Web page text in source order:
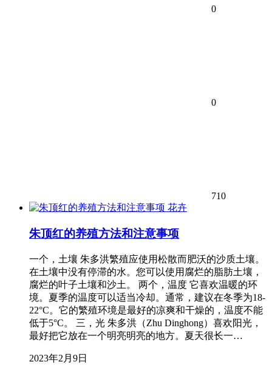
0
0
710
花卉
朱顶红的养殖方法和注意事项
一个，土壤 朱多洪繁殖应使用松散而肥沃的沙质土壤。
在土壤中没有停滞的水。您可以使用腐烂的脂肪土壤，
腐烂的叶子土壤和沙土。 两个，温度 它喜欢温暖的环
境。夏季的温度可以适当冷却。通常，建议在冬季为18-
22°C。它的繁殖环境是最好的凉爽和干燥的，温度不能
低于5°C。 三，光 朱多洪（Zhu Dinghong）喜欢阳光，
最好把它放在一个明亮明亮的地方。夏天很长一…
2023年2月9日